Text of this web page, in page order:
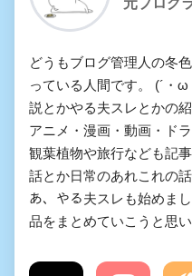
元プログ
どうもブログ管理人の冬
っている人間です。 (´・
説とかやる夫スレとかの
アニメ・漫画・動画・ド
観葉植物や旅行なども記
話とか日常のあれこれの
あ、やる夫スレも始めま
品をまとめていこうと思